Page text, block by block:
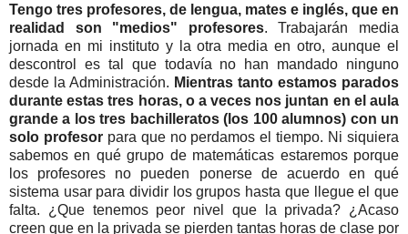
Tengo tres profesores, de lengua, mates e inglés, que en
realidad son "medios" profesores. Trabajarán media
jornada en mi instituto y la otra media en otro, aunque el
descontrol es tal que todavía no han mandado ninguno
desde la Administración. Mientras tanto estamos parados
durante estas tres horas, o a veces nos juntan en el aula
grande a los tres bachilleratos (los 100 alumnos) con un
solo profesorpara que no perdamos el tiempo. Ni siquiera
sabemos en qué grupo de matemáticas estaremos porque
los profesores no pueden ponerse de acuerdo en qué
sistema usar para dividir los grupos hasta que llegue el que
falta. ¿Que tenemos peor nivel que la privada? ¿Acaso
creen que en la privada se pierden tantas horas de clase por